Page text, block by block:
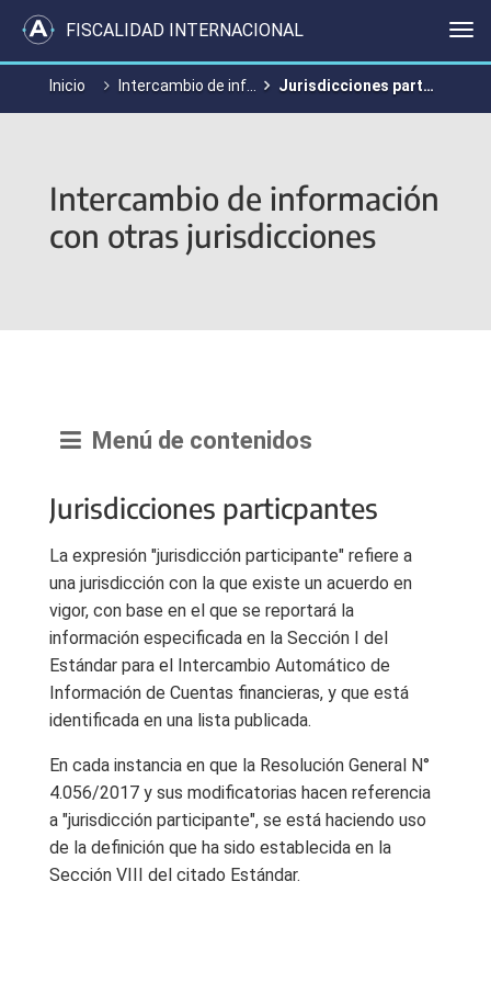
FISCALIDAD INTERNACIONAL
Inicio Intercambio de información con otras jurisdicciones Jurisdicciones particpantes
Intercambio de información
con otras jurisdicciones
Menú de contenidos
Jurisdicciones particpantes
La expresión "jurisdicción participante" refiere a
una jurisdicción con la que existe un acuerdo en
vigor, con base en el que se reportará la
información especificada en la Sección I del
Estándar para el Intercambio Automático de
Información de Cuentas financieras, y que está
identificada en una lista publicada.
En cada instancia en que la Resolución General N°
4.056/2017 y sus modificatorias hacen referencia
a "jurisdicción participante", se está haciendo uso
de la definición que ha sido establecida en la
Sección VIII del citado Estándar.